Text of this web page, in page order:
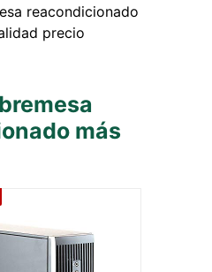
reacondicionado
precio
más